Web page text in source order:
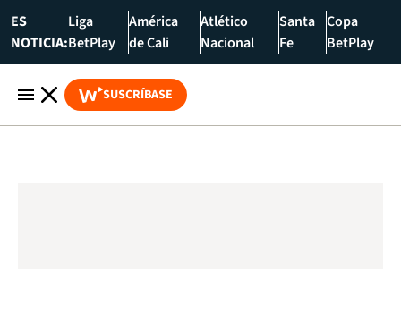
ES
NOTICIA:
Liga
BetPlay
América
de Cali
Atlético
Nacional
Santa
Fe
Copa
BetPlay
SUSCRÍBASE